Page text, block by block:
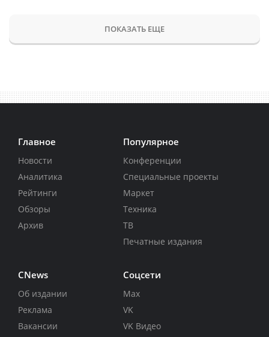
ПОКАЗАТЬ ЕЩЕ
Главное
Новости
Аналитика
Рейтинги
Обзоры
Архив
Популярное
Конференции
Специальные проекты
Маркет
Техника
ТВ
Печатные издания
CNews
Об издании
Реклама
Вакансии
Соцсети
Max
VK
VK Видео